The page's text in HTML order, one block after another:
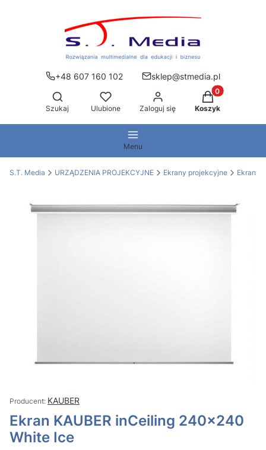
+48 607 160 102
sklep@stmedia.pl
Otwórz wyszukiwarkę
Szukaj Ulubione Zaloguj się
Produkty w
Koszyk
Menu
S.T. Media URZĄDZENIA PROJEKCYJNE Ekrany projekcyjne Ekrany
KAUBER
Ekran KAUBER inCeiling 240x240
White Ice